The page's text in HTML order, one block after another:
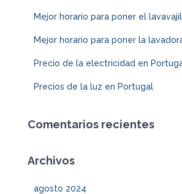
Mejor horario para poner el
Mejor horario para poner la
Precio de la electricidad en
Precios de la luz en Portugal
Comentarios recientes
Archivos
agosto 2024